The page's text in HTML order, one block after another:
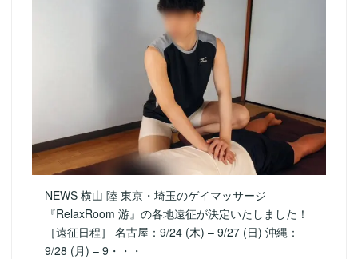
NEWS 横山 陸 東京・埼玉のゲイマッサージ
『RelaxRoom 游』の各地遠征が決定いたしました！
［遠征日程］ 名古屋：9/24 (木) – 9/27 (日) 沖縄：
9/28 (月) – 9・・・